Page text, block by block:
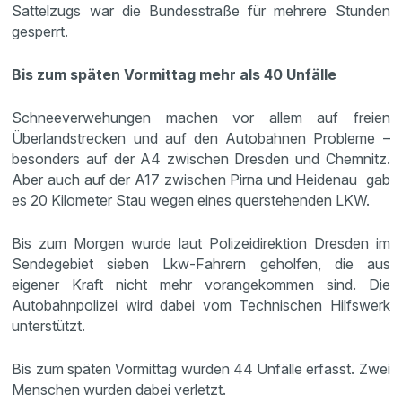
Sattelzugs war die Bundesstraße für mehrere Stunden
gesperrt.
Bis zum späten Vormittag mehr als 40 Unfälle
Schneeverwehungen machen vor allem auf freien
Überlandstrecken und auf den Autobahnen Probleme –
besonders auf der A4 zwischen Dresden und Chemnitz.
Aber auch auf der A17 zwischen Pirna und Heidenau gab
es 20 Kilometer Stau wegen eines querstehenden LKW.
Bis zum Morgen wurde laut Polizeidirektion Dresden im
Sendegebiet sieben Lkw-Fahrern geholfen, die aus
eigener Kraft nicht mehr vorangekommen sind. Die
Autobahnpolizei wird dabei vom Technischen Hilfswerk
unterstützt.
Bis zum späten Vormittag wurden 44 Unfälle erfasst. Zwei
Menschen wurden dabei verletzt.